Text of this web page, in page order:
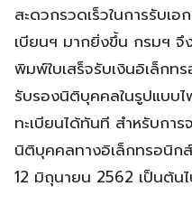
สะดวกรวดเร็วในการรับเ
เบียนฯ มากยิ่งขึ้น กรมฯ จึ
พิมพ์ใบเสร็จรับเงินอิเล็กท
รับรองนิติบุคคลในรูปแบบ
ทะเบียนได้ทันที สำหรับกา
นิติบุคคลทางอิเล็กทรอนิ
12 มิถุนายน 2562 เป็นต้น